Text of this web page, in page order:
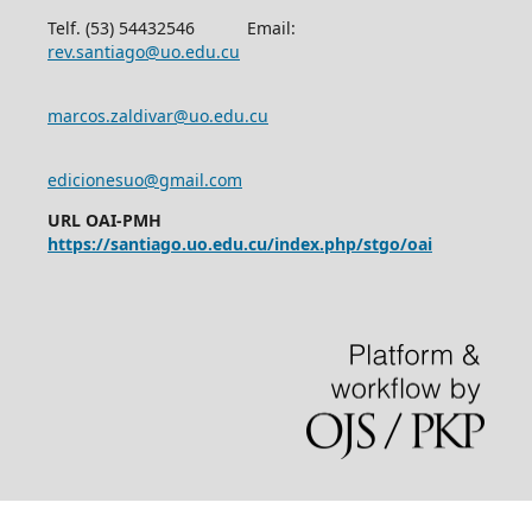
Telf. (53) 54432546 Email:
rev.santiago@uo.edu.cu
marcos.zaldivar@uo.edu.cu
edicionesuo@gmail.com
URL OAI-PMH
https://santiago.uo.edu.cu/index.php/stgo/oai